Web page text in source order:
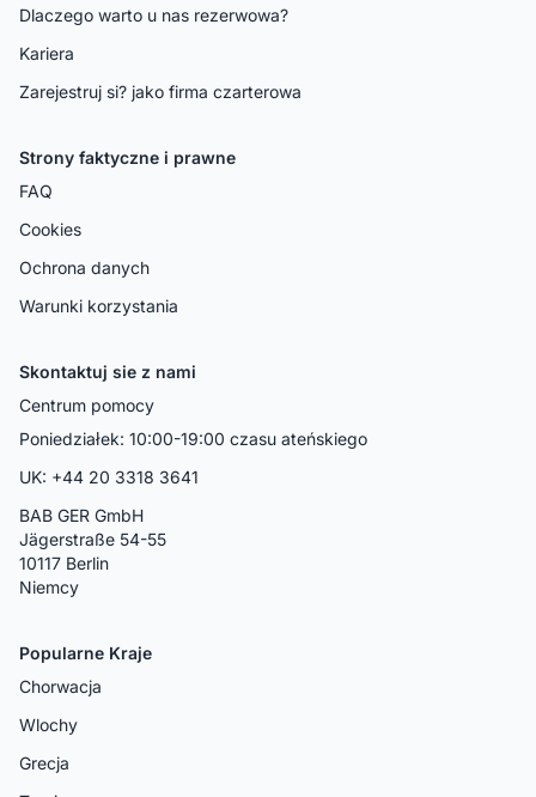
Dlaczego warto u nas rezerwowa?
Kariera
Zarejestruj si? jako firma czarterowa
Strony faktyczne i prawne
FAQ
Cookies
Ochrona danych
Warunki korzystania
Skontaktuj sie z nami
Centrum pomocy
Poniedziałek: 10:00-19:00 czasu ateńskiego
UK: +44 20 3318 3641
BAB GER GmbH
Jägerstraße 54-55
10117 Berlin
Niemcy
Popularne Kraje
Chorwacja
Wlochy
Grecja